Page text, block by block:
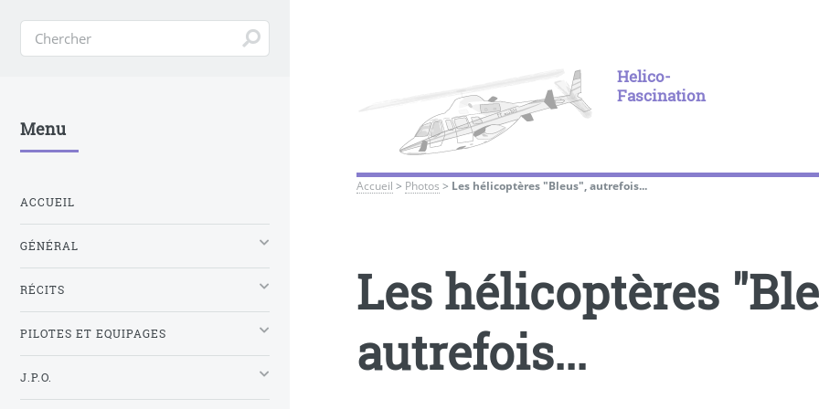
Helico-
Fascination
Accueil > Photos > Les hélicoptères "Bleus", autrefois...
Les hélicoptères
autrefois...
Menu
ACCUEIL
GÉNÉRAL
RÉCITS
PILOTES ET EQUIPAGES
J.P.O.